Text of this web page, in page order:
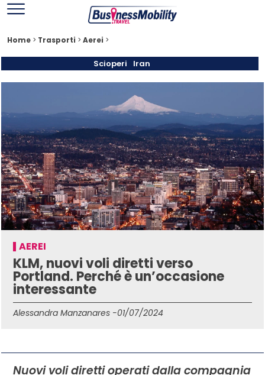
Home > Trasporti > Aerei >
Scioperi Iran
AEREI
KLM, nuovi voli diretti verso
Portland. Perché è un’occasione
interessante
Alessandra Manzanares -01/07/2024
Nuovi voli diretti operati dalla compagnia